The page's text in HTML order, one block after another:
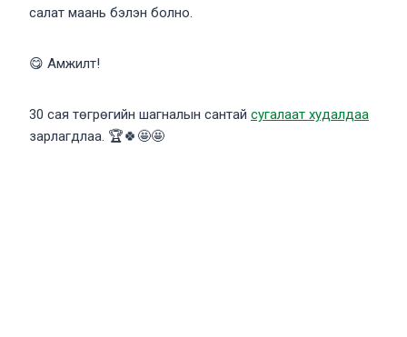
салат маань бэлэн болно.
😋 Амжилт!
30 сая төгрөгийн шагналын сантай сугалаат худалдаа
зарлагдлаа. 🏆🍀🤩🤩